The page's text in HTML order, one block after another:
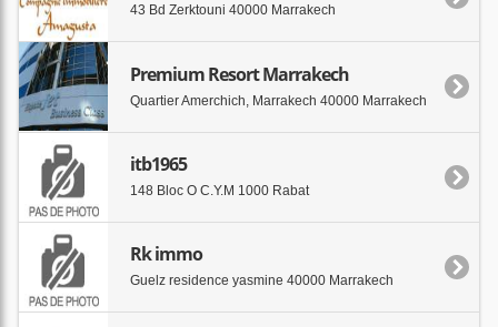
43 Bd Zerktouni 40000 Marrakech
Premium Resort Marrakech
Quartier Amerchich, Marrakech 40000 Marrakech
itb1965
148 Bloc O C.Y.M 1000 Rabat
Rk immo
Guelz residence yasmine 40000 Marrakech